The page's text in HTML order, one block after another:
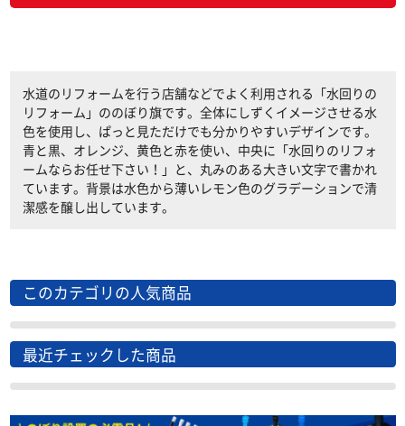
水道のリフォームを行う店舗などでよく利用される「水回りの
リフォーム」ののぼり旗です。全体にしずくイメージさせる水
色を使用し、ぱっと見ただけでも分かりやすいデザインです。
青と黒、オレンジ、黄色と赤を使い、中央に「水回りのリフォ
ームならお任せ下さい！」と、丸みのある大きい文字で書かれ
ています。背景は水色から薄いレモン色のグラデーションで清
潔感を醸し出しています。
このカテゴリの人気商品
最近チェックした商品